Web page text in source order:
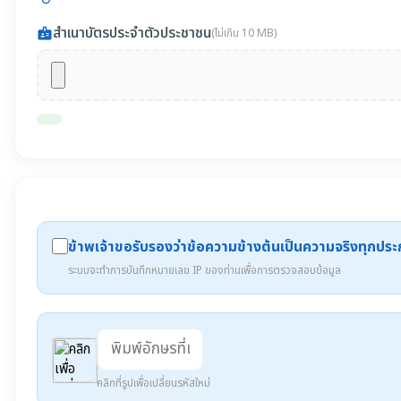
badgeสำเนาบัตรประจำตัวประชาชน(ไม่เกิน 10 MB)
ข้าพเจ้าขอรับรองว่าข้อความข้างต้นเป็นความจริงทุกประ
ระบบจะทำการบันทึกหมายเลข IP ของท่านเพื่อการตรวจสอบข้อมูล
คลิกที่รูปเพื่อเปลี่ยนรหัสใหม่